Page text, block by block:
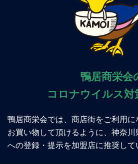
鴨居商栄会
コロナウイルス対
鴨居商栄会では、商店街をご利用
お買い物して頂けるように、神奈
への登録・提示を加盟店に推奨して